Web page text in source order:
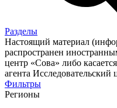
Разделы
Настоящий материал
распространен
центр «Сова» либо
агента Исследовательский
Фильтры
Регионы